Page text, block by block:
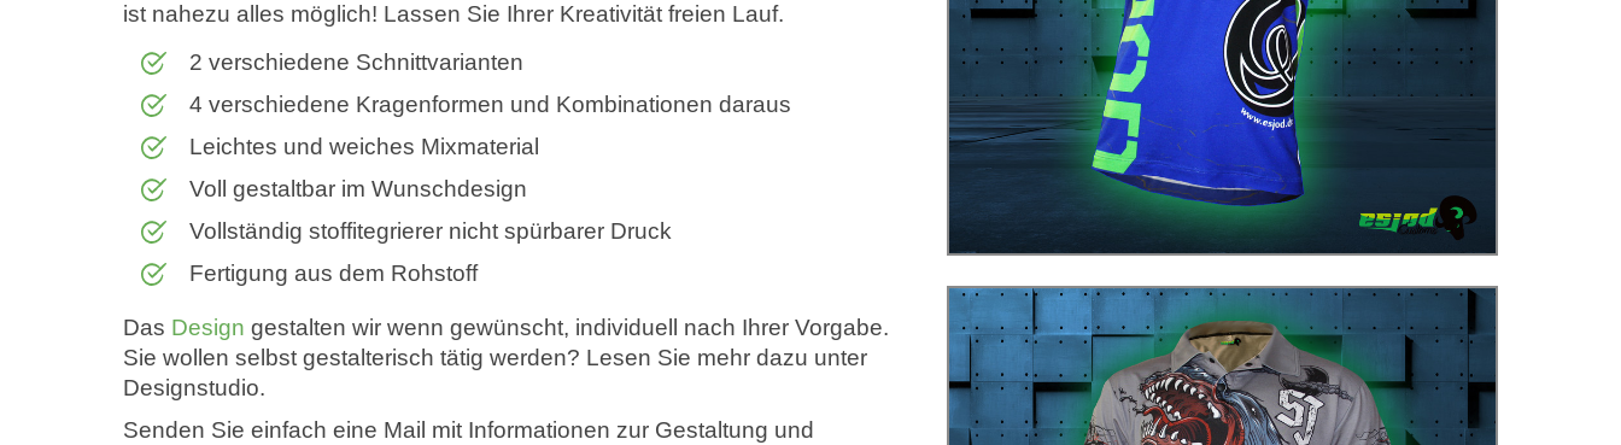
ist nahezu alles möglich! Lassen Sie Ihrer Kreativität freien Lauf.
2 verschiedene Schnittvarianten
4 verschiedene Kragenformen und Kombinationen daraus
Leichtes und weiches Mixmaterial
Voll gestaltbar im Wunschdesign
Vollständig stoffitegrierer nicht spürbarer Druck
Fertigung aus dem Rohstoff
Das Design gestalten wir wenn gewünscht, individuell nach Ihrer Vorgabe.
Sie wollen selbst gestalterisch tätig werden? Lesen Sie mehr dazu unter
Designstudio.
Senden Sie einfach eine Mail mit Informationen zur Gestaltung und